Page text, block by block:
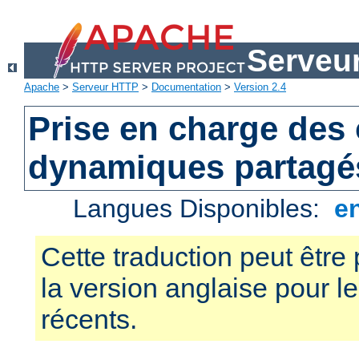
Apache > Serveur HTTP > Documentation > Version 2.4
Prise en charge des
dynamiques
Langues Disponibles:
Cette traduction peut être
la version anglaise pour
récents.